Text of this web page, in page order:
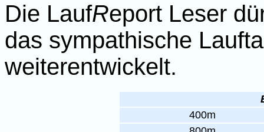
Die LaufReport Leser
das sympathische
weiterentwickelt.
400m